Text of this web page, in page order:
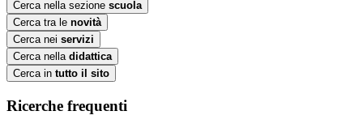
Cerca nella sezione scuola
Cerca tra le novità
Cerca nei servizi
Cerca nella didattica
Cerca in tutto il sito
Ricerche frequenti